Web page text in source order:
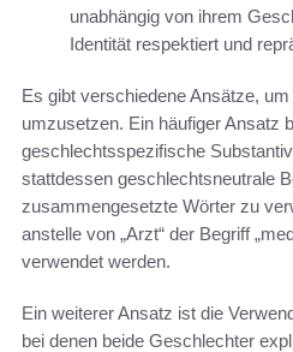
unabhängig von ihrem
Identität respektiert und
Es gibt verschiedene Ansätze, um
umzusetzen. Ein häufiger Ansatz
geschlechtsspezifische
stattdessen geschlechtsneutrale
zusammengesetzte Wörter zu
anstelle von „Arzt“ der Begriff
verwendet werden.
Ein weiterer Ansatz ist die
bei denen beide Geschlechter